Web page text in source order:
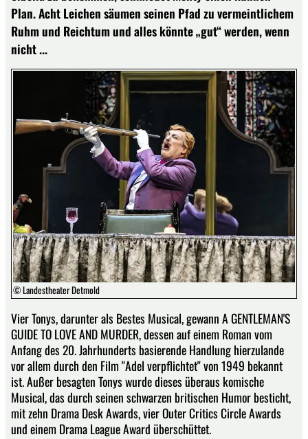
Plan. Acht Leichen säumen seinen Pfad zu vermeintlichem
Ruhm und Reichtum und alles könnte „gut“ werden, wenn
nicht ...
© Landestheater Detmold
Vier Tonys, darunter als Bestes Musical, gewann A GENTLEMAN'S
GUIDE TO LOVE AND MURDER, dessen auf einem Roman vom
Anfang des 20. Jahrhunderts basierende Handlung hierzulande
vor allem durch den Film "Adel verpflichtet" von 1949 bekannt
ist. Außer besagten Tonys wurde dieses überaus komische
Musical, das durch seinen schwarzen britischen Humor besticht,
mit zehn Drama Desk Awards, vier Outer Critics Circle Awards
und einem Drama League Award überschüttet.